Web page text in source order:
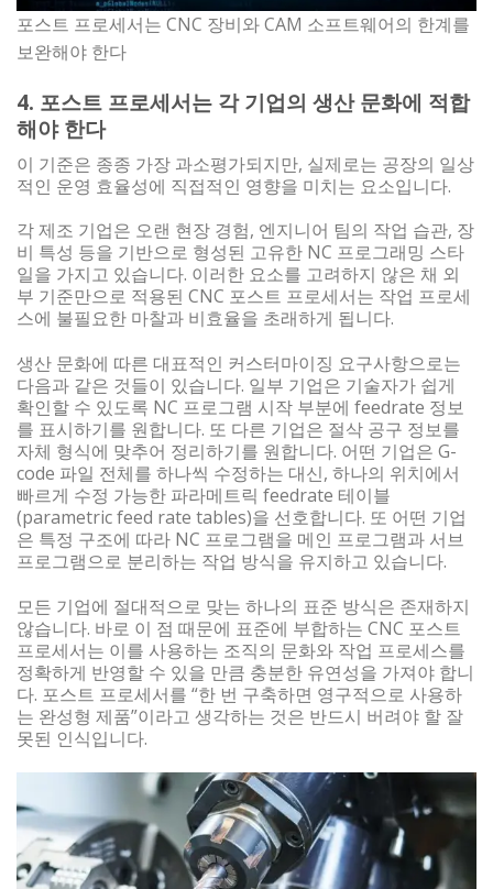
포스트 프로세서는 CNC 장비와 CAM 소프트웨어의 한계를
보완해야 한다
4. 포스트 프로세서는 각 기업의 생산 문화에 적합
해야 한다
이 기준은 종종 가장 과소평가되지만, 실제로는 공장의 일상
적인 운영 효율성에 직접적인 영향을 미치는 요소입니다.
각 제조 기업은 오랜 현장 경험, 엔지니어 팀의 작업 습관, 장
비 특성 등을 기반으로 형성된 고유한 NC 프로그래밍 스타
일을 가지고 있습니다. 이러한 요소를 고려하지 않은 채 외
부 기준만으로 적용된 CNC 포스트 프로세서는 작업 프로세
스에 불필요한 마찰과 비효율을 초래하게 됩니다.
생산 문화에 따른 대표적인 커스터마이징 요구사항으로는
다음과 같은 것들이 있습니다. 일부 기업은 기술자가 쉽게
확인할 수 있도록 NC 프로그램 시작 부분에 feedrate 정보
를 표시하기를 원합니다. 또 다른 기업은 절삭 공구 정보를
자체 형식에 맞추어 정리하기를 원합니다. 어떤 기업은 G-
code 파일 전체를 하나씩 수정하는 대신, 하나의 위치에서
빠르게 수정 가능한 파라메트릭 feedrate 테이블
(parametric feed rate tables)을 선호합니다. 또 어떤 기업
은 특정 구조에 따라 NC 프로그램을 메인 프로그램과 서브
프로그램으로 분리하는 작업 방식을 유지하고 있습니다.
모든 기업에 절대적으로 맞는 하나의 표준 방식은 존재하지
않습니다. 바로 이 점 때문에 표준에 부합하는 CNC 포스트
프로세서는 이를 사용하는 조직의 문화와 작업 프로세스를
정확하게 반영할 수 있을 만큼 충분한 유연성을 가져야 합니
다. 포스트 프로세서를 “한 번 구축하면 영구적으로 사용하
는 완성형 제품”이라고 생각하는 것은 반드시 버려야 할 잘
못된 인식입니다.